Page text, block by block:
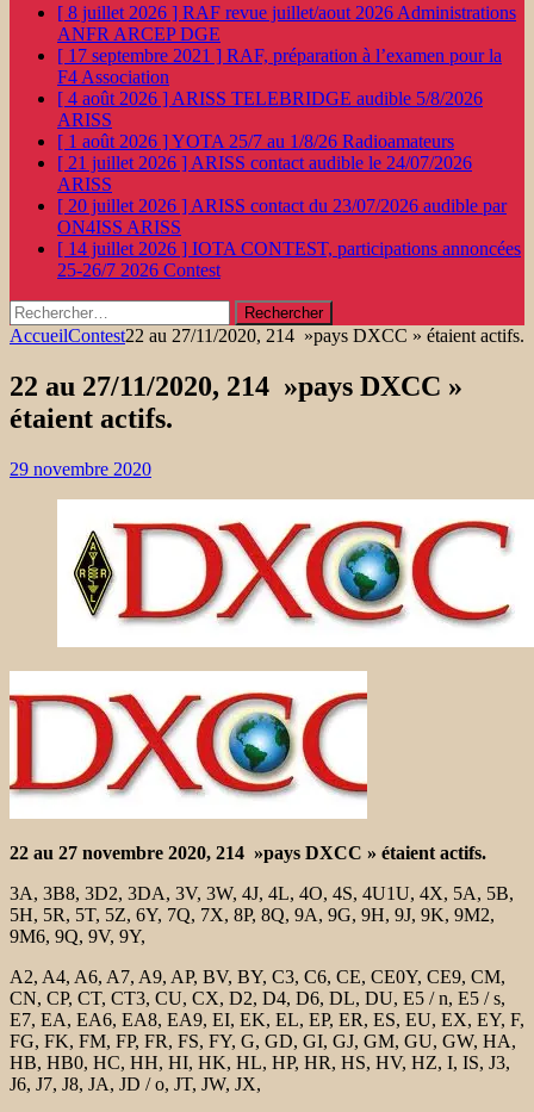
[ 8 juillet 2026 ] RAF revue juillet/aout 2026 Administrations
ANFR ARCEP DGE
[ 17 septembre 2021 ] RAF, préparation à l’examen pour la
F4 Association
[ 4 août 2026 ] ARISS TELEBRIDGE audible 5/8/2026
ARISS
[ 1 août 2026 ]YOTA 25/7 au 1/8/26 Radioamateurs
[ 21 juillet 2026 ] ARISS contact audible le 24/07/2026
ARISS
[ 20 juillet 2026 ] ARISS contact du 23/07/2026 audible par
ON4ISS ARISS
[ 14 juillet 2026 ] IOTA CONTEST, participations annoncées
25-26/7 2026 Contest
Rechercher :
AccueilContest22 au 27/11/2020, 214 »pays DXCC » étaient actifs.
22 au 27/11/2020, 214 »pays DXCC »
étaient actifs.
29 novembre 2020
22 au 27 novembre 2020, 214 »pays DXCC » étaient actifs.
3A, 3B8, 3D2, 3DA, 3V, 3W, 4J, 4L, 4O, 4S, 4U1U, 4X, 5A, 5B,
5H, 5R, 5T, 5Z, 6Y, 7Q, 7X, 8P, 8Q, 9A, 9G, 9H, 9J, 9K, 9M2,
9M6, 9Q, 9V, 9Y,
A2, A4, A6, A7, A9, AP, BV, BY, C3, C6, CE, CE0Y, CE9, CM,
CN, CP, CT, CT3, CU, CX, D2, D4, D6, DL, DU, E5 / n, E5 / s,
E7, EA, EA6, EA8, EA9, EI, EK, EL, EP, ER, ES, EU, EX, EY, F,
FG, FK, FM, FP, FR, FS, FY, G, GD, GI, GJ, GM, GU, GW, HA,
HB, HB0, HC, HH, HI, HK, HL, HP, HR, HS, HV, HZ, I, IS, J3,
J6, J7, J8, JA, JD / o, JT, JW, JX,